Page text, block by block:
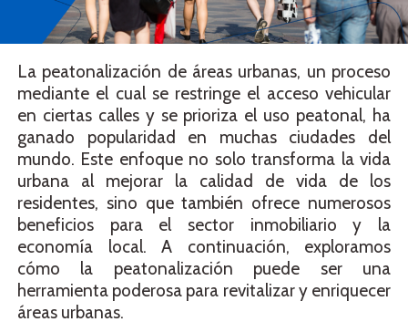
La peatonalización de áreas urbanas, un proceso
mediante el cual se restringe el acceso vehicular
en ciertas calles y se prioriza el uso peatonal, ha
ganado popularidad en muchas ciudades del
mundo. Este enfoque no solo transforma la vida
urbana al mejorar la calidad de vida de los
residentes, sino que también ofrece numerosos
beneficios para el sector inmobiliario y la
economía local. A continuación, exploramos
cómo la peatonalización puede ser una
herramienta poderosa para revitalizar y enriquecer
áreas urbanas.